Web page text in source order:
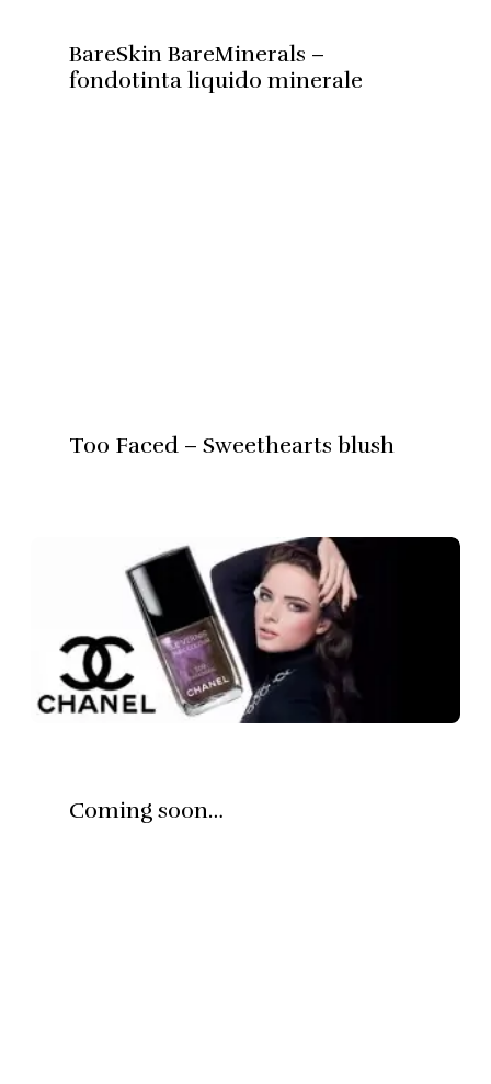
BareSkin BareMinerals –
fondotinta liquido minerale
Too Faced – Sweethearts blush
Coming soon…